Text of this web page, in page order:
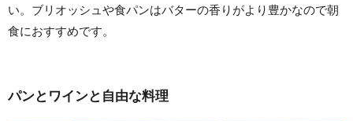
い。ブリオッシュや食パンはバターの香りがより豊かなので朝
食におすすめです。
パンとワインと自由な料理